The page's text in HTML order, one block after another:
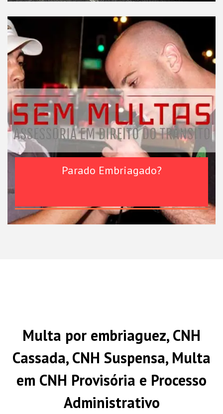
Parado Embriagado?
Multa por embriaguez, CNH
Cassada, CNH Suspensa, Multa
em CNH Provisória e Processo
Administrativo